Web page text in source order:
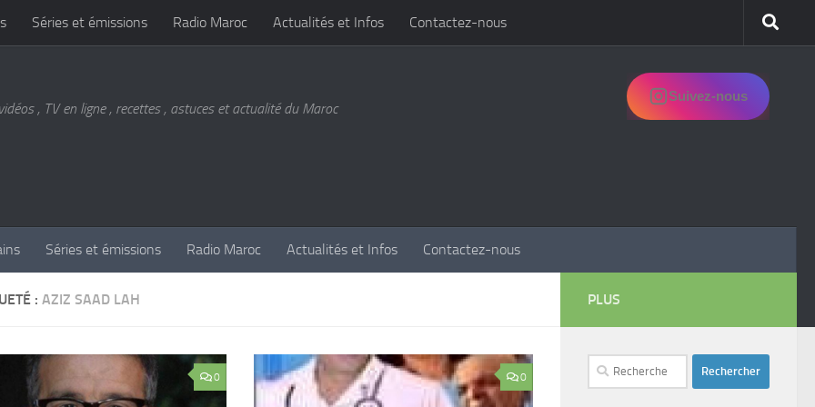
Séries et émissions Radio Maroc Actualités et Infos Contactez-nous
, TV en ligne , recettes , astuces et actualité du Maroc
Suivez-nous
Séries et émissions Radio Maroc Actualités et Infos Contactez-nous
: AZIZ SAAD LAH
0 0
PLUS
Rechercher :